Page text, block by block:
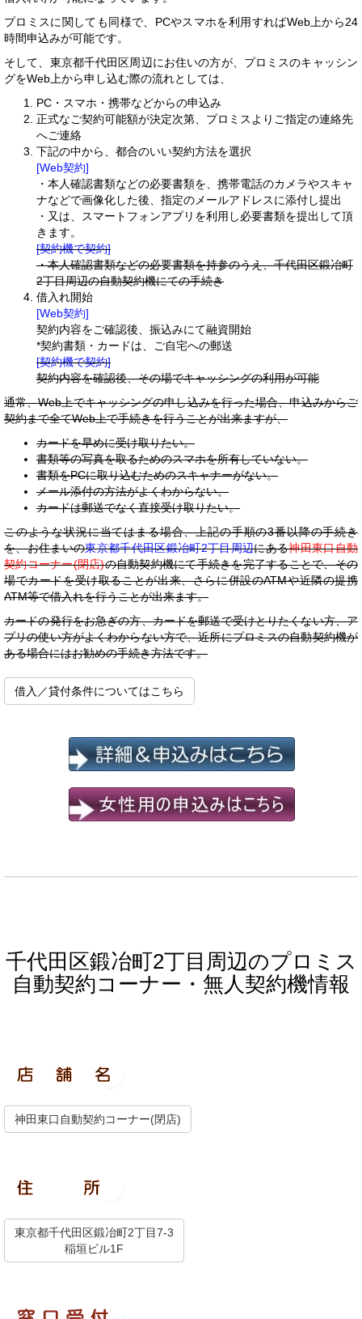
プロミスに関しても同様で、PCやスマホを利用すればWeb上から24
時間申込みが可能です。
そして、東京都千代田区周辺にお住いの方が、プロミスのキャッシン
グをWeb上から申し込む際の流れとしては、
PC・スマホ・携帯などからの申込み
正式なご契約可能額が決定次第、プロミスよりご指定の連絡先
へご連絡
下記の中から、都合のいい契約方法を選択
[Web契約]
・本人確認書類などの必要書類を、携帯電話のカメラやスキャ
ナなどで画像化した後、指定のメールアドレスに添付し提出
・又は、スマートフォンアプリを利用し必要書類を提出して頂
きます。
[契約機で契約]
・本人確認書類などの必要書類を持参のうえ、千代田区鍛冶町
2丁目周辺の自動契約機にての手続き
借入れ開始
[Web契約]
契約内容をご確認後、振込みにて融資開始
*契約書類・カードは、ご自宅への郵送
[契約機で契約]
契約内容を確認後、その場でキャッシングの利用が可能
通常、Web上でキャッシングの申し込みを行った場合、申込みからご
契約まで全てWeb上で手続きを行うことが出来ますが、
カードを早めに受け取りたい。
書類等の写真を取るためのスマホを所有していない。
書類をPCに取り込むためのスキャナーがない。
メール添付の方法がよくわからない。
カードは郵送でなく直接受け取りたい。
このような状況に当てはまる場合、上記の手順の3番以降の手続き
を、お住まいの東京都千代田区鍛冶町2丁目周辺にある神田東口自動
契約コーナー(閉店)の自動契約機にて手続きを完了することで、その
場でカードを受け取ることが出来、さらに併設のATMや近隣の提携
ATM等で借入れを行うことが出来ます。
カードの発行をお急ぎの方、カードを郵送で受けとりたくない方、ア
プリの使い方がよくわからない方で、近所にプロミスの自動契約機が
ある場合にはお勧めの手続き方法です。
借入／貸付条件についてはこちら
千代田区鍛冶町2丁目周辺のプロミス
自動契約コーナー・無人契約機情報
神田東口自動契約コーナー(閉店)
東京都千代田区鍛冶町2丁目7-3
稲垣ビル1F